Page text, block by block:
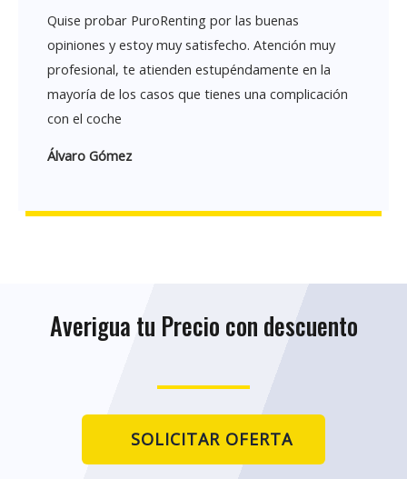
Quise probar PuroRenting por las buenas
opiniones y estoy muy satisfecho. Atención muy
profesional, te atienden estupéndamente en la
mayoría de los casos que tienes una complicación
con el coche
Álvaro Gómez
Averigua tu Precio con descuento
SOLICITAR OFERTA